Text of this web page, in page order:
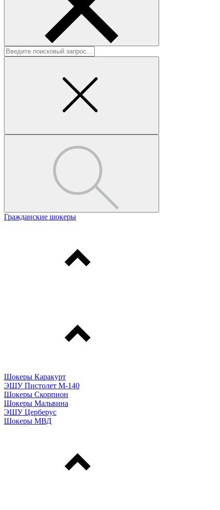
Гражданские шокеры
Шокеры Каракурт
ЭШУ Пистолет М-140
Шокеры Скорпион
Шокеры Мальвина
ЭШУ Церберус
Шокеры МВД